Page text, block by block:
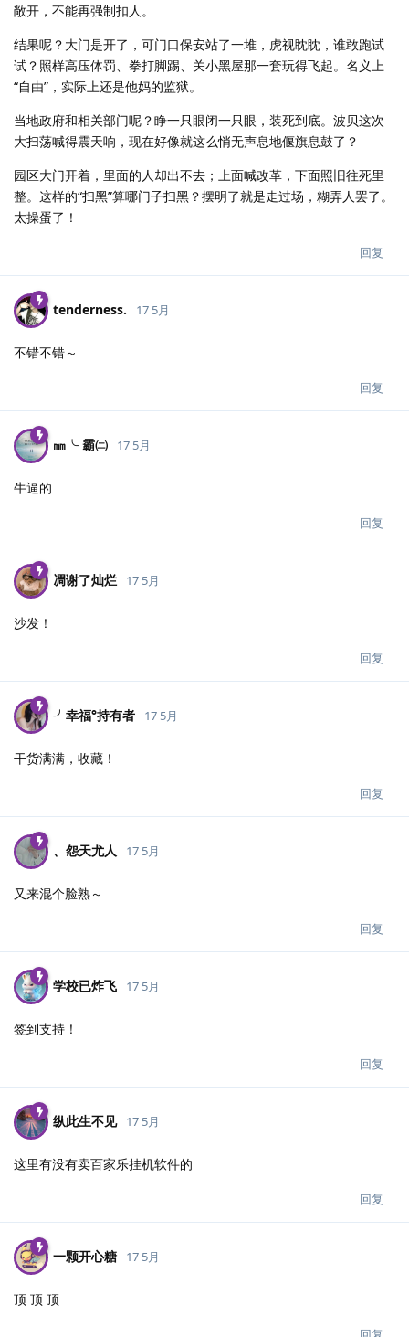
敞开，不能再强制扣人。
结果呢？大门是开了，可门口保安站了一堆，虎视眈眈，谁敢跑试
试？照样高压体罚、拳打脚踢、关小黑屋那一套玩得飞起。名义上
“自由”，实际上还是他妈的监狱。
当地政府和相关部门呢？睁一只眼闭一只眼，装死到底。波贝这次
大扫荡喊得震天响，现在好像就这么悄无声息地偃旗息鼓了？
园区大门开着，里面的人却出不去；上面喊改革，下面照旧往死里
整。这样的“扫黑”算哪门子扫黑？摆明了就是走过场，糊弄人罢了。
太操蛋了！
回复
tenderness.​ 17 5月
不错不错～
回复
㎜╰ 霸㈡ 17 5月
牛逼的
回复
凋谢了灿烂 17 5月
沙发！
回复
╯幸福°持有者 17 5月
干货满满，收藏！
回复
、怨天尤人 17 5月
又来混个脸熟～
回复
学校已炸飞 17 5月
签到支持！
回复
纵此生不见 17 5月
这里有没有卖百家乐挂机软件的
回复
一颗开心糖 17 5月
顶 顶 顶